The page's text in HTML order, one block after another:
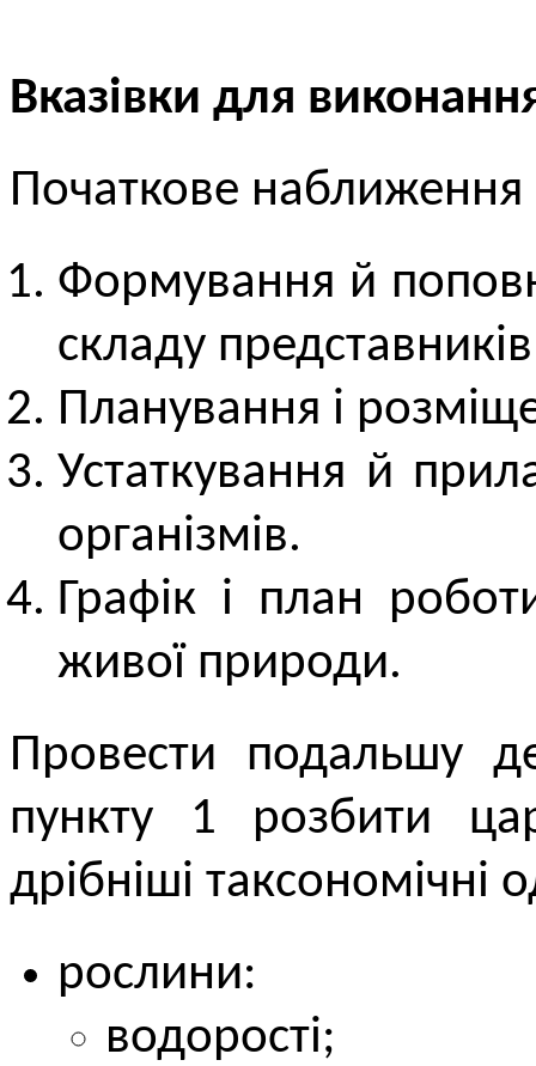
Вказівки для
Початкове
Формування й
складу
Планування і
Устаткування й
організмів.
Графік і план
живої природи.
Провести подальшу
пункту 1 розбити
дрібніші таксономічні
рослини:
водорості;